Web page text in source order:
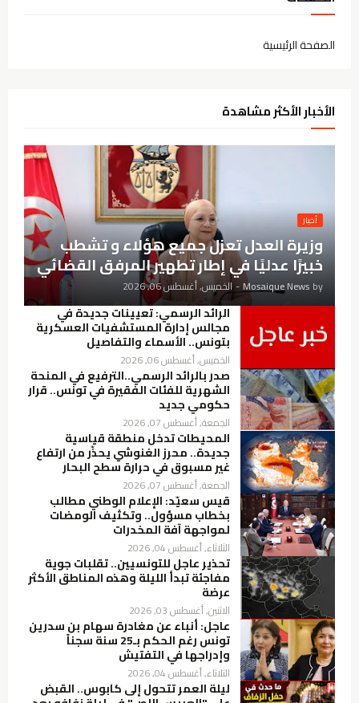
الصفحة الرئيسية
الأخبار الأكثر مشاهدة
أخبار
وزيرة العدل تعزل جميع هؤلاء و تشطب
خبيرًا عدليًا في إطار تطهير المرفق القضائي
by
Mosaique News
- الخميس, أغسطس 06, 2026
الرائد الرسمي: تعيينات جديدة في
مجالس إدارة المستشفيات العسكرية
بتونس.. الأسماء والتفاصيل
الخميس, أغسطس 06, 2026
صدر بالرائد الرسمي..الترفيع في المنحة
الشهرية للفئات الفقيرة في تونس.. قرار
حكومي جديد
الجمعة, أغسطس 07, 2026
المحيطات تدخل منطقة قياسية
جديدة.. محرز الغنوشي يحذّر من ارتفاع
غير مسبوق في حرارة سطح البحار
الجمعة, أغسطس 07, 2026
قيس سعيّد: الإعلام الوطني مطالب
بخطاب مسؤول.. وتكثيف الومضات
لمواجهة آفة المخدرات
الثلاثاء, أغسطس 04, 2026
تحذير عاجل للتونسيين.. تقلبات جوية
مفاجئة تبدأ الليلة وهذه المناطق الأكثر
عرضة
الاثنين, أغسطس 03, 2026
عاجل: أنباء عن مغادرة سهام بن سدرين
تونس رغم الحكم بـ25 سنة سجناً
وإدراجها في التفتيش
الثلاثاء, أغسطس 04, 2026
ليلة العمر تتحول إلى كابوس.. القبض